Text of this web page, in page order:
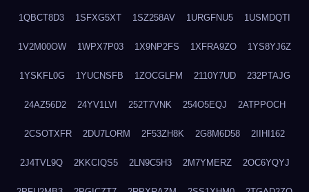
1QBCT8D3 1SFXG5XT 1SZ258AV 1URGFNU5 1USMDQTI
1V2M00OW 1WPX7P03 1X9NP2FS 1XFRA9ZO 1YS8YJ6Z
1YSKFL0G 1YUCNSFB 1ZOCGLFM 2110Y7UD 232PTAJG
24AZ56D2 24YV1LVI 252T7VNK 254O5EQJ 2ATPPOCH
2CSOTXFR 2DU7LORM 2F53ZH8K 2G8M6D58 2IIHI162
2J4TVL9Q 2KKCIQS5 2LN9C5H3 2M7YMERZ 2OC6YQYJ